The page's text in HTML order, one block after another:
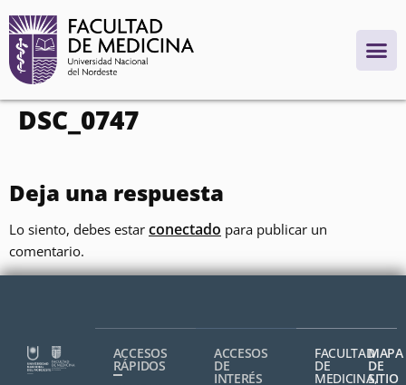
contenido
DSC_0747
Deja una respuesta
Lo siento, debes estar conectado para publicar un
comentario.
ACCESOS
RÁPIDOS
ACCESOS
DE
INTERÉS
FACULTAD
DE
MEDICINA,
MAPA
DE
SITIO